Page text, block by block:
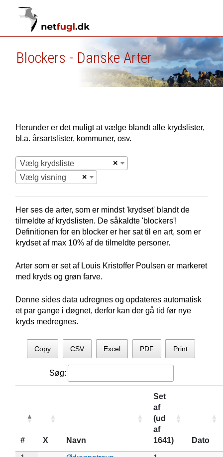
Blockers - Danske Arter
Herunder er det muligt at vælge blandt alle krydslister,
bl.a. årsartslister, kommuner, osv.
×
Vælg krydsliste
×
Vælg visning
Her ses de arter, som er mindst 'krydset' blandt de
tilmeldte af krydslisten. De såkaldte 'blockers'!
Definitionen for en blocker er her sat til en art, som er
krydset af max 10% af de tilmeldte personer.
Arter som er set af Louis Kristoffer Poulsen er markeret
med kryds og grøn farve.
Denne sides data udregnes og opdateres automatisk
et par gange i døgnet, derfor kan der gå tid før nye
kryds medregnes.
Copy CSV Excel PDF Print
Søg:
# X Navn
Set
af
(ud
af
1641)
Dato